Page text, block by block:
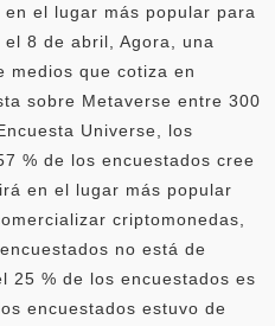
el lugar más popular para
8 de abril, Agora, una
medios que cotiza en
sobre Metaverse entre 300
Universe, los
% de los encuestados cree
en el lugar más popular
criptomonedas,
no está de
25 % de los encuestados es
encuestados estuvo de